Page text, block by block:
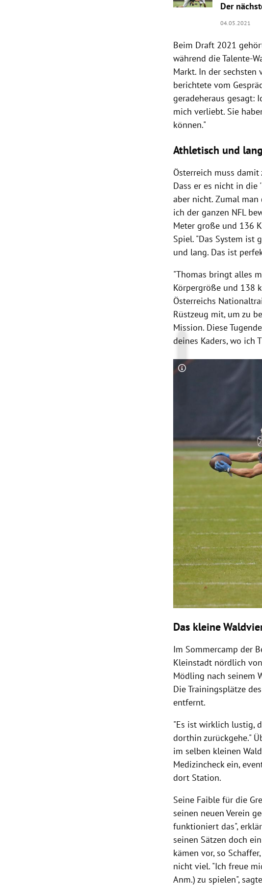
Der
04.05.2021
Beim Draft 2021
während die Talente-
Markt. In der sechsten
berichtete vom
geradeheraus gesagt:
mich verliebt. Sie
können."
Athletisch und lang
Österreich muss
Dass er es nicht in
aber nicht. Zumal man
ich der ganzen NFL
Meter große und 136
Spiel. "Das System ist
und lang. Das ist
"Thomas bringt alles
Körpergröße und 138
Österreichs
Rüstzeug mit, um zu
Mission. Diese
deines Kaders, wo ich
Copyright-Hinweis
Das kleine
Im Sommercamp der
Kleinstadt nördlich
Mödling nach seinem
Die Trainingsplätze
entfernt.
"Es ist wirklich lustig,
dorthin zurückgehe."
im selben kleinen
Medizincheck ein,
dort Station.
Seine Faible für die
seinen neuen Verein
funktioniert das",
seinen Sätzen doch
kämen vor, so
nicht viel. "Ich freue
Anm.) zu spielen",